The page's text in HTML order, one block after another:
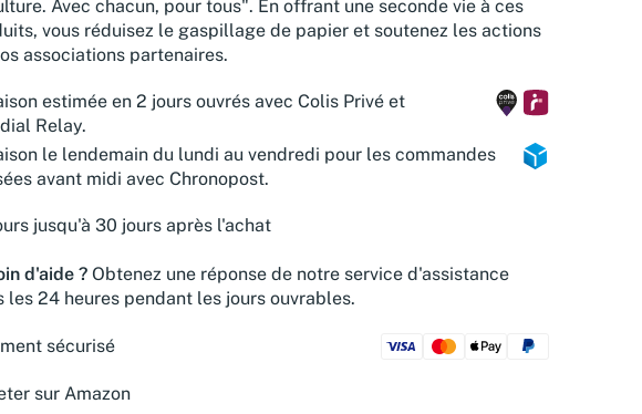
Avec chacun, pour tous". En offrant une seconde vie à ces
vous réduisez le gaspillage de papier et soutenez les actions
associations partenaires.
estimée en 2 jours ouvrés avec Colis Privé et
Relay.
le lendemain du lundi au vendredi pour les commandes
avant midi avec Chronopost.
jusqu'à 30 jours après l'achat
d'aide ? Obtenez une réponse de notre service d'assistance
les 24 heures pendant les jours ouvrables.
sécurisé
sur Amazon